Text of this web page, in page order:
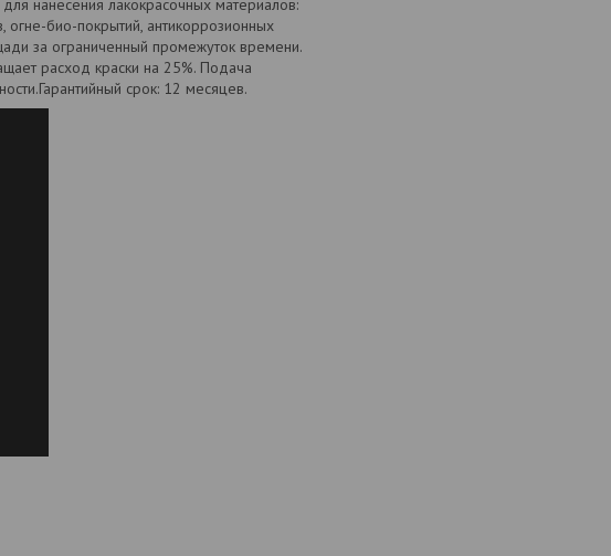
нанесения лакокрасочных материалов:
огне-био-покрытий, антикоррозионных
за ограниченный промежуток времени.
расход краски на 25%. Подача
срок: 12 месяцев.